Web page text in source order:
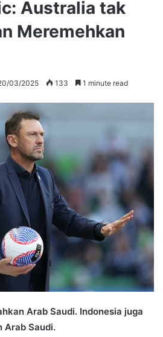
Australia tak
Meremehkan
03/2025 133 1 minute read
Arab Saudi. Indonesia juga
Arab Saudi.